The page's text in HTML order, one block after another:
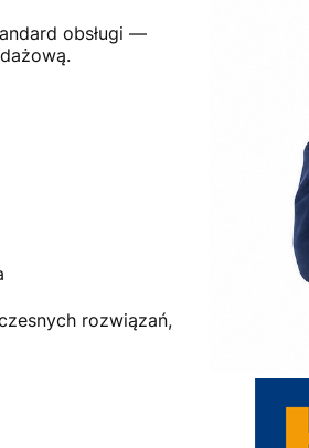
obsługi —
rozwiązań,